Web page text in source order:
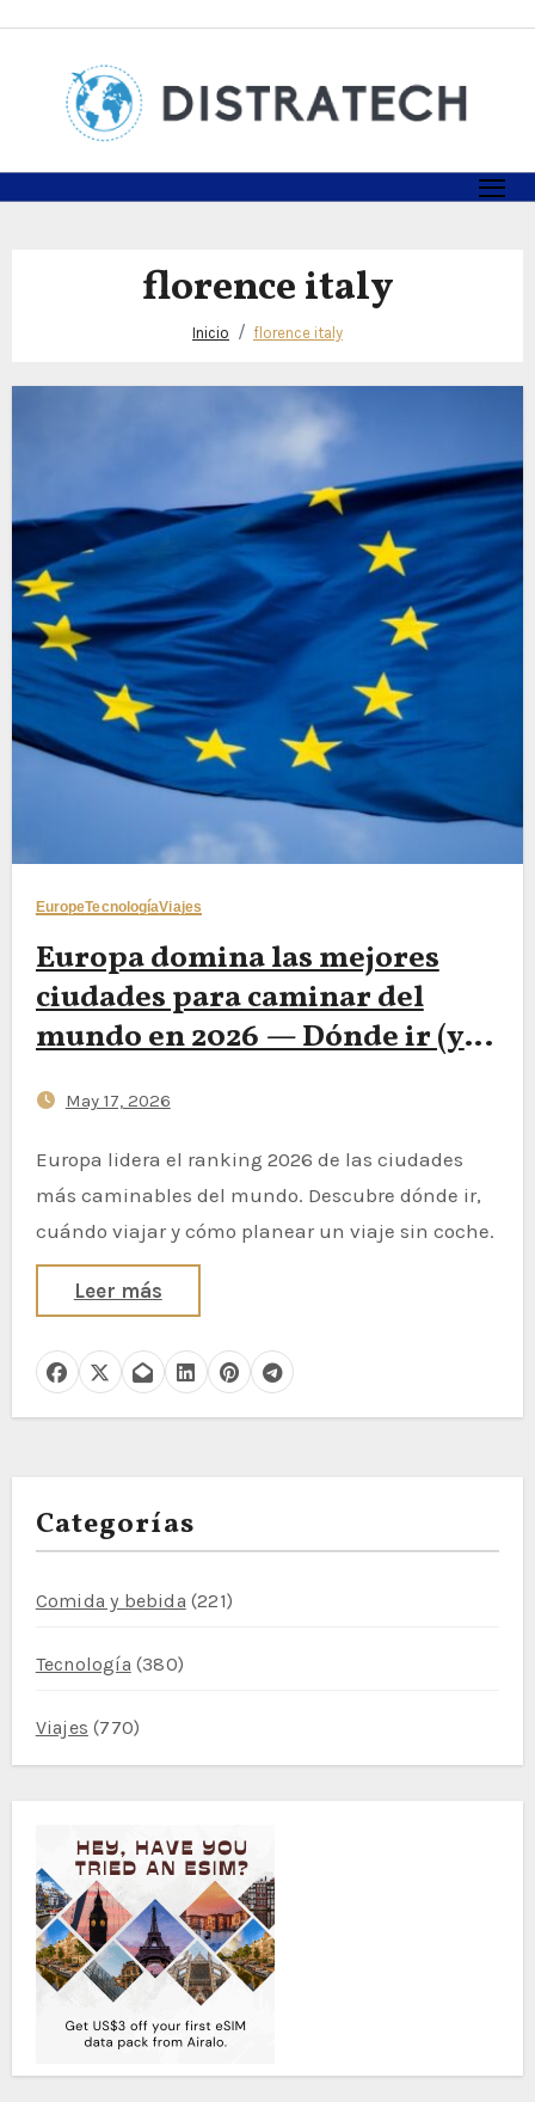
florence italy
Inicio florence italy
EuropeTecnologíaViajes
Europa domina las mejores
ciudades para caminar del
mundo en 2026 — Dónde ir (y
May 17, 2026
Europa lidera el ranking 2026 de las ciudades
más caminables del mundo. Descubre dónde ir,
cuándo viajar y cómo planear un viaje sin coche.
Leer más
Categorías
Comida y bebida (221)
Tecnología (380)
Viajes (770)